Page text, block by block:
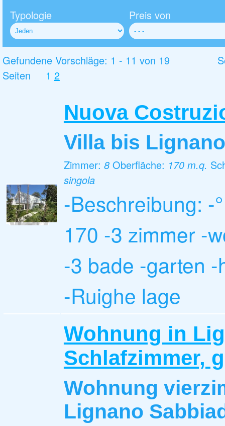
Typologie Preis von
Gefundene Vorschläge: 1 - 11 von 19
Seiten
1 2
Nuova
Villa bis
Zimmer: 8 Oberfläche: 170 m.q.
singola
-Beschreibung: -
170 -3 zimmer -
-3 bade -garten
-Ruighe lage
Wohnung in
Schlafzimmer,
Wohnung
Lignano